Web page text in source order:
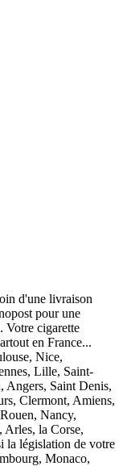
d'une livraison
pour une
Votre cigarette
en France...
Nice,
Lille, Saint-
Angers, Saint Denis,
Clermont, Amiens,
Nancy,
Arles, la Corse,
la législation de votre
Monaco,